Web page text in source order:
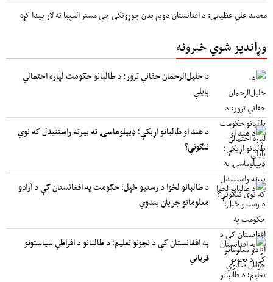
محمد علي عظیمی: د افغانستان دویم بدن جوړونکی چې مستر المپیا ته لار پیدا کړه
وړاندیز شوي خبرونه
د خلیل‌الرحمان حقاني ترور: د طالبانو حکومت لپاره احتمالي
پایلې
د هند او طالبانو اړیکې؛ ډیپلوماسۍ ته بیرته راستنیدل که نوي
ننګونې؟
د طالبانو لخوا د رسنیو ځپل؛ حکومت په افغانستان کې د آزادو
معلوماتو جریان بندوي
په افغانستان کې د نجونو تعلیم؛ د طالبانو د افراطي سیاستونو
قرباني